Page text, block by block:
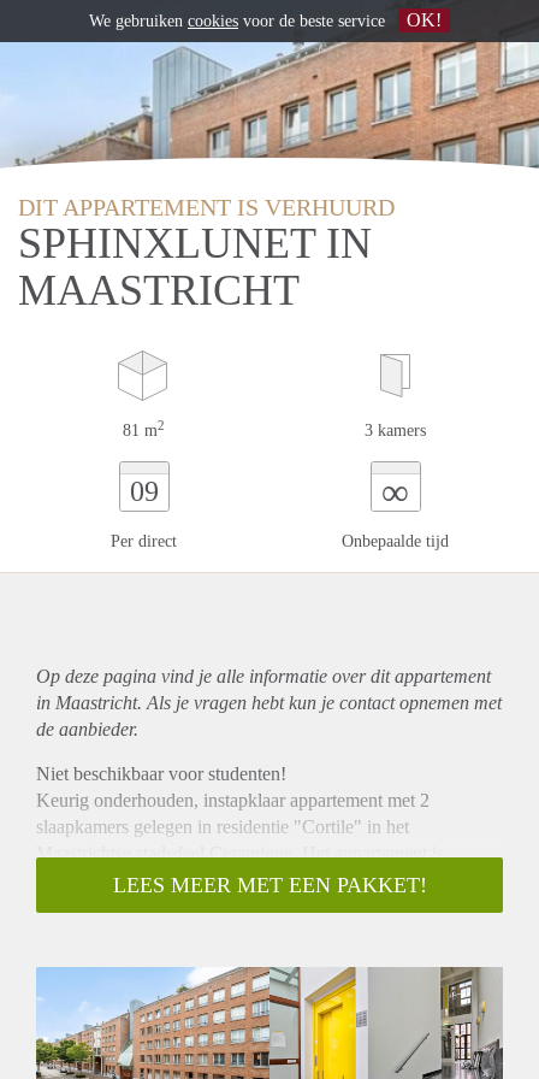
DIT APPARTEMENT IS VERHUURD
SPHINXLUNET IN
MAASTRICHT
81 m2 3 kamers
09
Per direct
∞
Onbepaalde tijd
Op deze pagina vind je alle informatie over ditappartement
in Maastricht. Als je vragen hebt kun je contact opnemen met
de aanbieder.
Niet beschikbaar voor studenten!
Keurig onderhouden, instapklaar appartement met 2
slaapkamers gelegen in residentie "Cortile" in het
Maastrichtse stadsdeel Ceramique. Het appartement is
gelegen op de 2e verdieping en heeft een eigen parkeerplaats
in de parkeergarage. Het complex ligt op loopafstand van het
studenten / woningdelers.
Indeling:
Entree met garderobe. Woonkamer van ca. 30m2 en open
keuken van ca. 6 m2 in hoekopstelling v.v. vaatwasser, 4-pits
LEES MEER MET EEN PAKKET!
We gebruiken cookies voor de beste service OK!